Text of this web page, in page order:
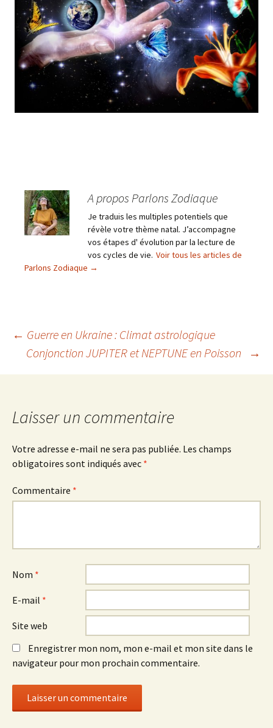
A propos Parlons Zodiaque
Je traduis les multiples potentiels que
révèle votre thème natal. J’accompagne
vos étapes d' évolution par la lecture de
vos cycles de vie. Voir tous les articles de
Parlons Zodiaque →
Navigation
des
articles
← Guerre en Ukraine : Climat astrologique
Conjonction JUPITER et NEPTUNE en Poisson
→
Laisser un commentaire
Votre adresse e-mail ne sera pas publiée. Les champs
obligatoires sont indiqués avec *
Commentaire *
Nom *
E-mail *
Site web
Enregistrer mon nom, mon e-mail et mon site dans le
navigateur pour mon prochain commentaire.